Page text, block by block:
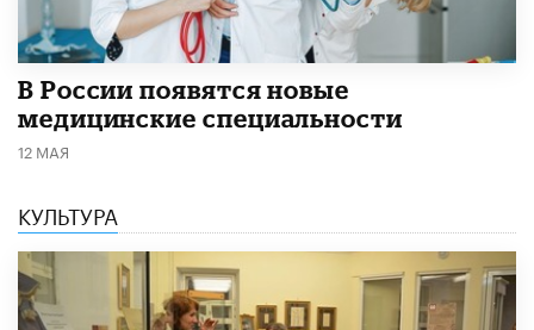
В России появятся новые
медицинские специальности
12 МАЯ
КУЛЬТУРА